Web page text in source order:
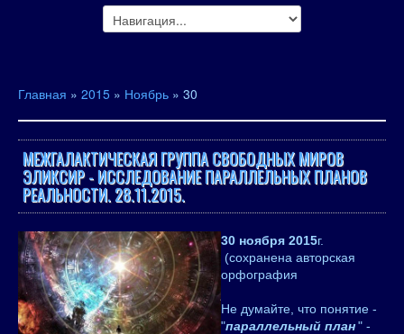
Главная » 2015 » Ноябрь » 30
МЕЖГАЛАКТИЧЕСКАЯ ГРУППА СВОБОДНЫХ МИРОВ
ЭЛИКСИР - ИССЛЕДОВАНИЕ ПАРАЛЛЕЛЬНЫХ ПЛАНОВ
РЕАЛЬНОСТИ. 28.11.2015.
30 ноября 2015г.
(сохранена авторская
орфография
Не думайте, что понятие -
"параллельный план" -